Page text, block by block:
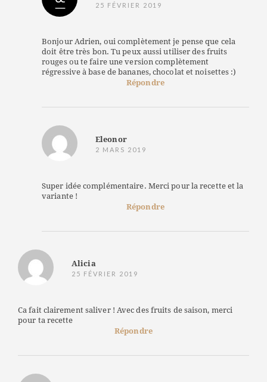
25 FÉVRIER 2019
Bonjour Adrien, oui complètement je pense que cela
doit être très bon. Tu peux aussi utiliser des fruits
rouges ou te faire une version complètement
régressive à base de bananes, chocolat et noisettes :)
Répondre
Eleonor
2 MARS 2019
Super idée complémentaire. Merci pour la recette et la
variante !
Répondre
Alicia
25 FÉVRIER 2019
Ca fait clairement saliver ! Avec des fruits de saison, merci
pour ta recette
Répondre